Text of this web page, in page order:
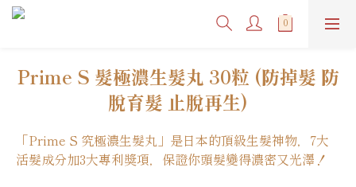
Prime S 髮極濃生髮丸 30粒 (防掉髮 防
脫育髮 止脫再生)
「Prime S 究極濃生髮丸」是日本的頂級生髮神物，7大
活髮成分加3大專利獎項，保證你頭髮變得濃密又光澤！